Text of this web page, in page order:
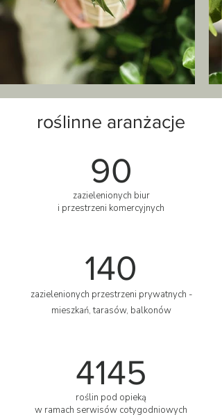
roślinne aranżacje
90
zazielenionych biur
i przestrzeni komercyjnych
140
zazielenionych przestrzeni prywatnych -
mieszkań, tarasów, balkonów
4145
roślin pod opieką
w ramach serwisów cotygodniowych